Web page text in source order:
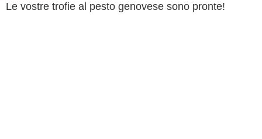
Le vostre trofie al pesto genovese sono pronte!